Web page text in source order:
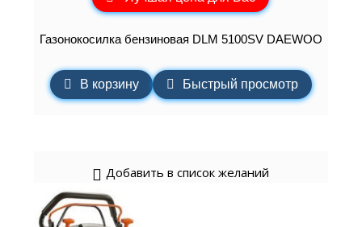
Газонокосилка бензиновая DLM 5100SV DAEWOO
В корзину Быстрый просмотр
Добавить в список желаний